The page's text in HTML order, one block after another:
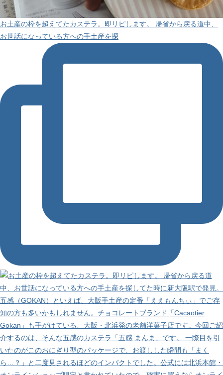
お土産の枠を超えてたカステラ。即リピします。 帰省から戻る道中、
お世話になっている方への手土産を探